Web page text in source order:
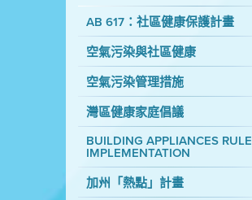
AB 617：社區健康保護計畫
空氣污染與社區健康
空氣污染管理措施
灣區健康家庭倡議
BUILDING APPLIANCES RULE
IMPLEMENTATION
加州「熱點」計畫